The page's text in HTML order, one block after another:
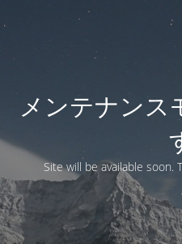
メンテナンス
Site will be available soon.